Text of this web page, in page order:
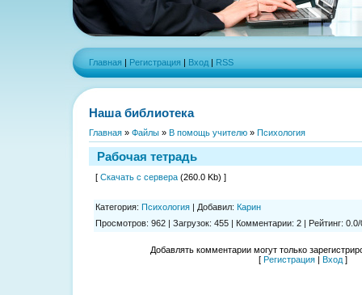
Главная | Регистрация | Вход | RSS
Наша библиотека
Главная » Файлы » В помощь учителю » Психология
Рабочая тетрадь
[ Скачать с сервера (260.0 Kb) ]
Категория: Психология | Добавил: Карин
Просмотров: 962 | Загрузок: 455 | Комментарии: 2 | Рейтинг: 0.0/
Добавлять комментарии могут только
[ Регистрация | Вход ]